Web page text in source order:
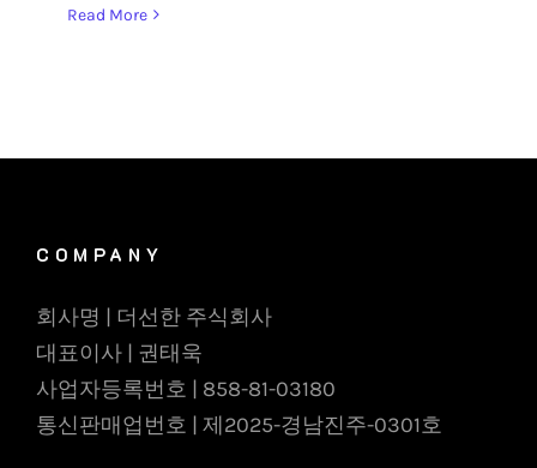
Read More
COMPANY
회사명 | 더선한 주식회사
대표이사 | 권태욱
사업자등록번호 | 858-81-03180
통신판매업번호 | 제2025-경남진주-0301호